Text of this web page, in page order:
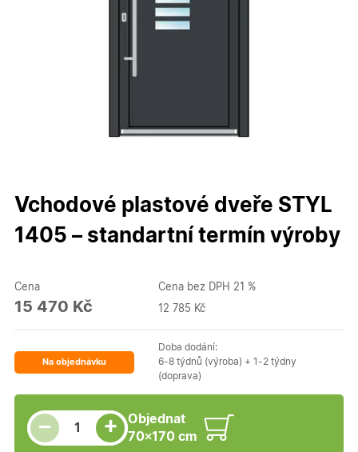
Vchodové plastové dveře STYL
1405 – standartní termín výroby
Cena
15 470 Kč
Cena bez DPH 21 %
12 785 Kč
Na objednávku
Doba dodání:
6-8 týdnů (výroba) + 1-2 týdny
(doprava)
−
Snížit množství
Počet kusů +
Zvýšit množství
Objednat
70×170 cm